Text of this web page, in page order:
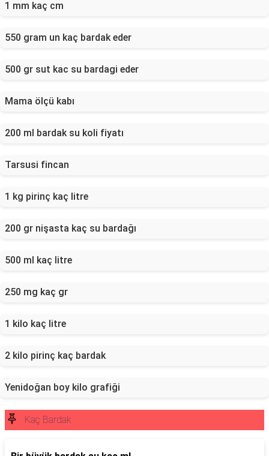
1 mm kaç cm
550 gram un kaç bardak eder
500 gr sut kac su bardagi eder
Mama ölçü kabı
200 ml bardak su koli fiyatı
Tarsusi fincan
1 kg pirinç kaç litre
200 gr nişasta kaç su bardağı
500 ml kaç litre
250 mg kaç gr
1 kilo kaç litre
2 kilo pirinç kaç bardak
Yenidoğan boy kilo grafiği
Kaç Bardak